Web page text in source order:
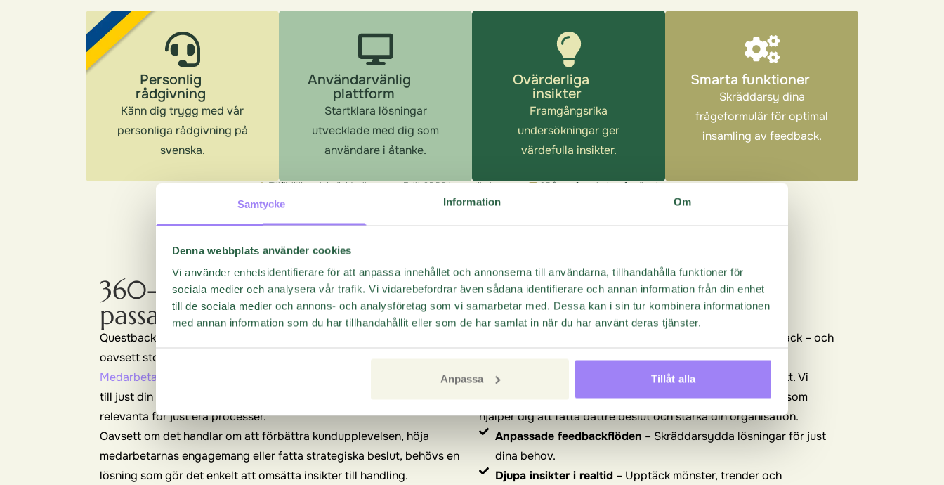
Samtycke Information Om
Denna webbplats använder cookies
Vi använder enhetsidentifierare för att anpassa innehållet och annonserna till användarna, tillhandahålla funktioner för
sociala medier och analysera vår trafik. Vi vidarebefordrar även sådana identifierare och annan information från din enhet
till de sociala medier och annons- och analysföretag som vi samarbetar med. Dessa kan i sin tur kombinera informationen
med annan information som du har tillhandahållit eller som de har samlat in när du har använt deras tjänster.
Anpassa Tillåt alla
Personlig
rådgivning
Känn dig trygg med vår
personliga rådgivning på
svenska.​
Användarvänlig
plattform
Startklara lösningar
utvecklade med dig som
användare i åtanke.
Ovärderliga
insikter
Framgångsrika
undersökningar ger
värdefulla insikter.
Smarta funktioner
Skräddarsy dina
frågeformulär för optimal
insamling av feedback.
Tillförlitlig och individuell Fullt GDPR kompatibel 25 års erfarenhet av feedback
360-utvärderingar som
passar din organisation
Questback är byggt för att passa alla typer av organisationer –
oavsett storlek, industri, geografi eller komplexitet.
Medarbetarundersökningar
kommer med mallar som enkelt anpassas
till just din organisation. Du kommer igång snabbt och får svar som är
relevanta för just era processer.
Oavsett om det handlar om att förbättra kundupplevelsen, höja
medarbetarnas engagemang eller fatta strategiska beslut, behövs en
lösning som gör det enkelt att omsätta insikter till handling.
Questback ger feedback
som driver resultat
Questback gör det enkelt att samla in och analysera feedback – och
viktigast av allt, att agera på den. Med våra kraftfulla,
användarvänliga verktyg får du rätt insikter vid rätt tidpunkt. Vi
förvandlar komplex data till tydliga, handlingsbara insikter som
hjälper dig att fatta bättre beslut och stärka din organisation.
Anpassade feedbackflöden – Skräddarsydda lösningar för just
dina behov.
Djupa insikter i realtid– Upptäck mönster, trender och